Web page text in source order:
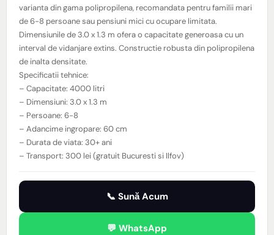
varianta din gama polipropilena, recomandata pentru familii mari
de 6-8 persoane sau pensiuni mici cu ocupare limitata.
Dimensiunile de 3.0 x 1.3 m ofera o capacitate generoasa cu un
interval de vidanjare extins. Constructie robusta din polipropilena
de inalta densitate.
Specificatii tehnice:
– Capacitate: 4000 litri
– Dimensiuni: 3.0 x 1.3 m
– Persoane: 6-8
– Adancime ingropare: 60 cm
– Durata de viata: 30+ ani
– Transport: 300 lei (gratuit Bucuresti si Ilfov)
📞 Sună Acum
💬 WhatsApp